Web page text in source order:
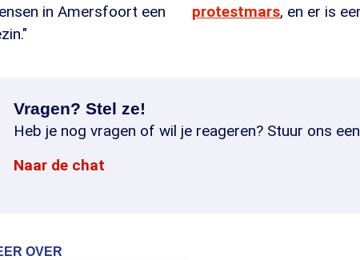
in Amersfoort een
protestmars, en er is
Vragen? Stel ze!
Heb je nog vragen of wil je reageren? Stuur ons
Naar de chat
OVER